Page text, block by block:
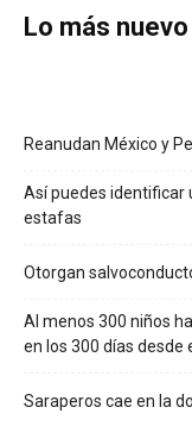
Lo más nuevo
Reanudan México y
Así puedes identificar
estafas
Otorgan
Al menos 300 niños
en los 300 días desde
Saraperos cae en la